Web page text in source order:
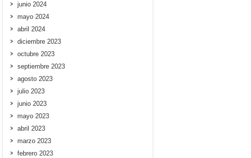
junio 2024
mayo 2024
abril 2024
diciembre 2023
octubre 2023
septiembre 2023
agosto 2023
julio 2023
junio 2023
mayo 2023
abril 2023
marzo 2023
febrero 2023